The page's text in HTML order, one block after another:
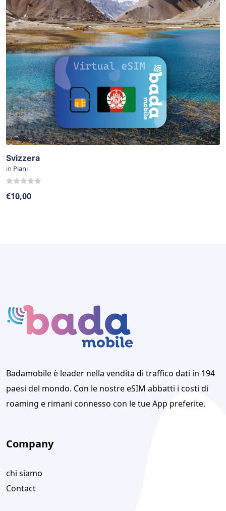
View Details
Svizzera
in Piani
out
€10,00
Badamobile è leader nella vendita di traffico dati in 194
paesi del mondo. Con le nostre eSIM abbatti i costi di
roaming e rimani connesso con le tue App preferite.
Company
chi siamo
Contact